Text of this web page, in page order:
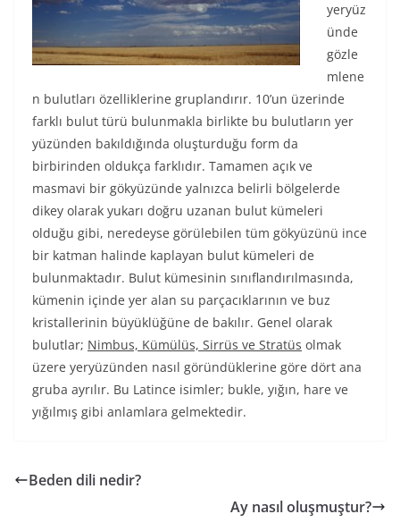
yeryüz
ünde
gözle
mlene
n bulutları özelliklerine gruplandırır. 10’un üzerinde
farklı bulut türü bulunmakla birlikte bu bulutların yer
yüzünden bakıldığında oluşturduğu form da
birbirinden oldukça farklıdır. Tamamen açık ve
masmavi bir gökyüzünde yalnızca belirli bölgelerde
dikey olarak yukarı doğru uzanan bulut kümeleri
olduğu gibi, neredeyse görülebilen tüm gökyüzünü ince
bir katman halinde kaplayan bulut kümeleri de
bulunmaktadır. Bulut kümesinin sınıflandırılmasında,
kümenin içinde yer alan su parçacıklarının ve buz
kristallerinin büyüklüğüne de bakılır. Genel olarak
bulutlar; Nimbus, Kümülüs, Sirrüs ve Stratüs olmak
üzere yeryüzünden nasıl göründüklerine göre dört ana
gruba ayrılır. Bu Latince isimler; bukle, yığın, hare ve
yığılmış gibi anlamlara gelmektedir.
Beden dili nedir?
Ay nasıl oluşmuştur?